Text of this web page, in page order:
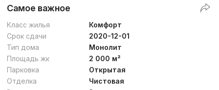
Самое важное
Класс жилья
Комфорт
Срок сдачи
2020-12-01
Тип дома
Монолит
Площадь жк
2 000 м²
Парковка
Открытая
Отделка
Чистовая